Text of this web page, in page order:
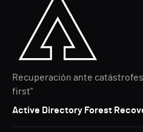
Recuperación ante
first"
Active Directory Forest